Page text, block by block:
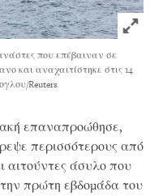
Click to
που επέβαιναν σε
και αναχαιτίστηκε στις 14
Reuters
επαναπροώθησε,
περισσότερους από
αιτούντες άσυλο που
πρώτη εβδομάδα του